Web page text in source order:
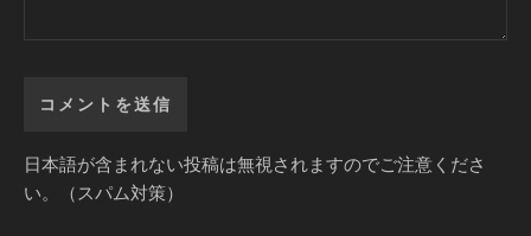
日本語が含まれない投稿は無視されますのでご注意くださ
い。（スパム対策）